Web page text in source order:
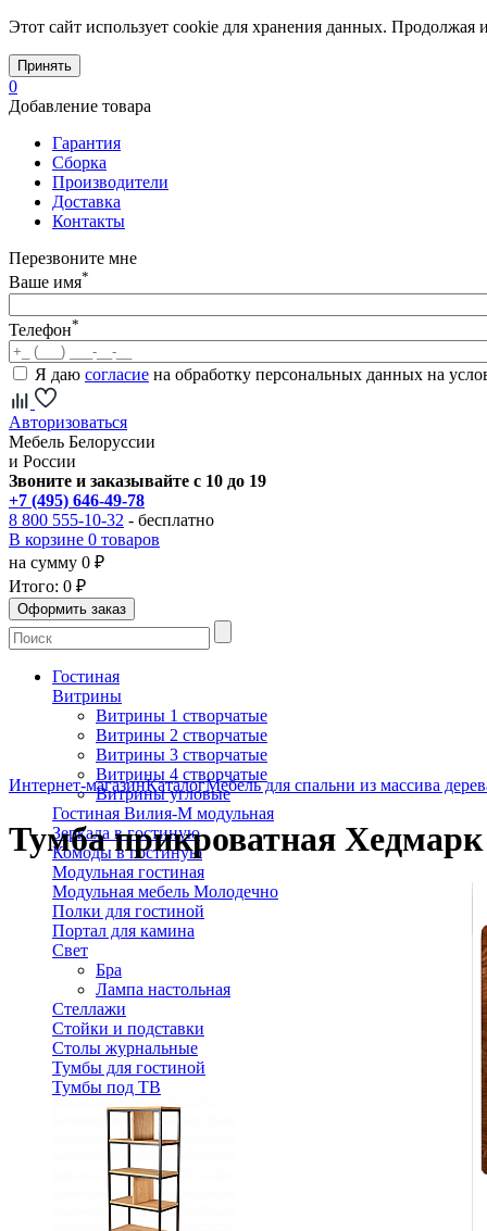
Этот сайт использует cookie для хранения данных. Продолжая
Принять
0
Добавление товара
Гарантия
Сборка
Производители
Доставка
Контакты
Перезвоните мне
Ваше имя*
Телефон*
Я даю согласие на обработку персональных данных на
Авторизоваться
Мебель Белоруссии
и России
Звоните и заказывайте с 10 до 19
+7 (495) 646-49-78
8 800 555-10-32 - бесплатно
В корзине 0 товаров
на сумму 0 ₽
Итого: 0 ₽
Гостиная
Витрины
Витрины 1 створчатые
Витрины 2 створчатые
Витрины 3 створчатые
Витрины 4 створчатые
Витрины угловые
Гостиная Вилия-М модульная
Зеркала в гостиную
Комоды в гостиную
Модульная гостиная
Модульная мебель Молодечно
Полки для гостиной
Портал для камина
Свет
Бра
Лампа настольная
Стеллажи
Стойки и подставки
Столы журнальные
Тумбы для гостиной
Тумбы под ТВ
Интернет-магазинКаталогМебель для спальни из массива
Тумба прикроватная Хедмарк